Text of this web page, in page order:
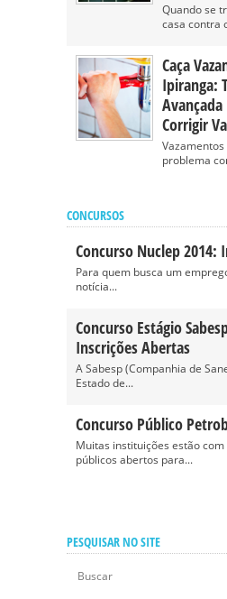
Quando se
casa contra
Caça
Ipiranga:
Avançada
Corrigir
problema
CONCURSOS
Concurso Nuclep 2014:
Para quem busca um
notícia...
Concurso Estágio
Inscrições Abertas
A Sabesp (Companhia de
Estado de...
Concurso Público
Muitas instituições estão com
públicos abertos para...
PESQUISAR NO SITE